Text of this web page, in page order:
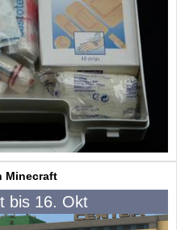
Minecraft
bis 16. Okt